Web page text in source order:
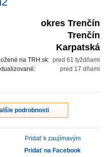
okres Trenčín
Trenčín
Karpatská
pred 61 tyždňami
na TRH.sk:
pred 17 dňami
podrobnosti
Pridať k zaujímavým
Pridať na Facebook